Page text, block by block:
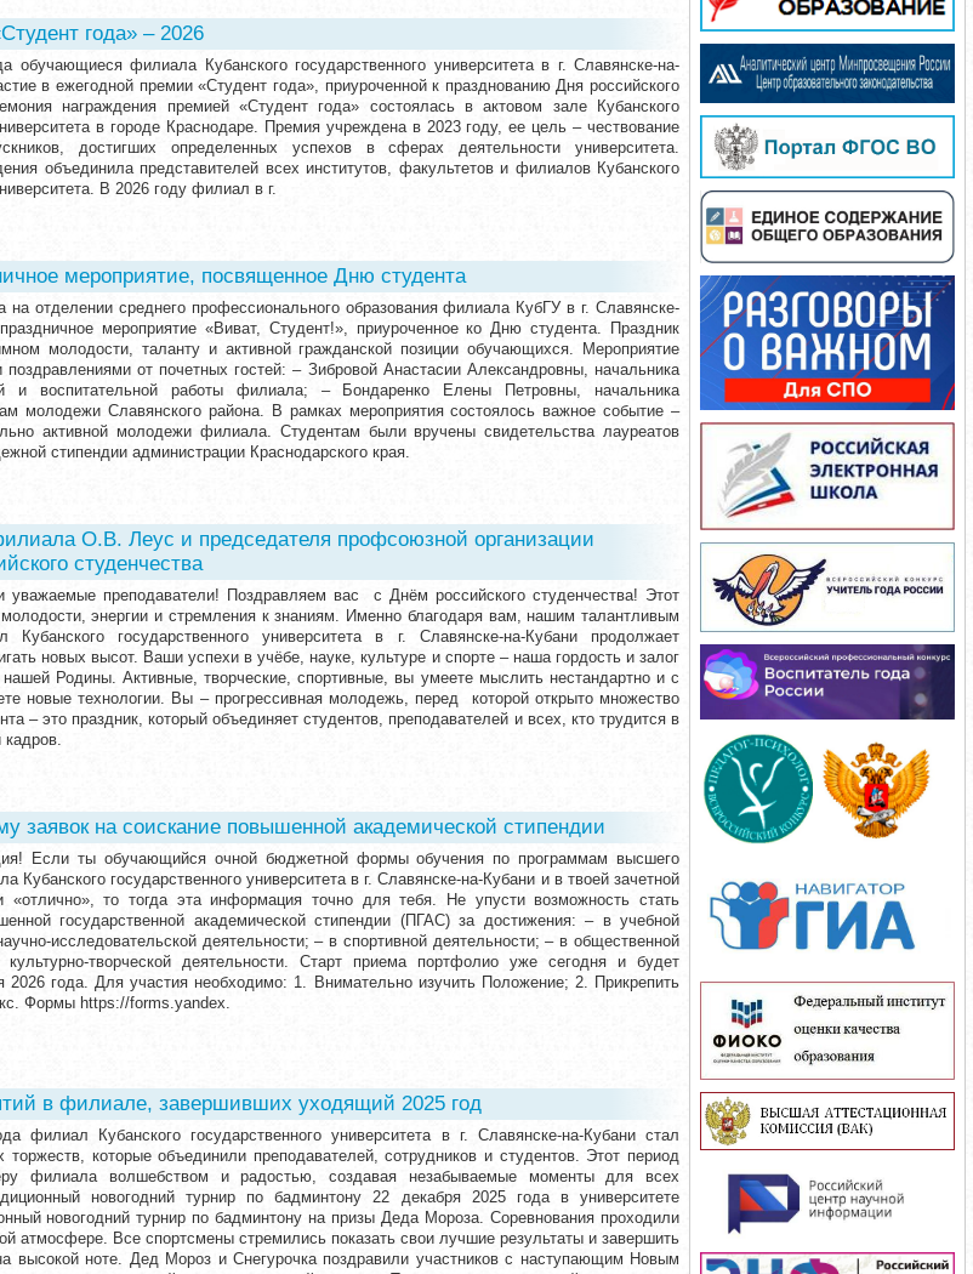
года» – 2026
обучающиеся филиала Кубанского государственного университета в г. Славянске-на-
в ежегодной премии «Студент года», приуроченной к празднованию Дня российского
награждения премией «Студент года» состоялась в актовом зале Кубанского
в городе Краснодаре. Премия учреждена в 2023 году, ее цель – чествование
достигших определенных успехов в сферах деятельности университета.
объединила представителей всех институтов, факультетов и филиалов Кубанского
В 2026 году филиал в г.
мероприятие, посвященное Дню студента
на отделении среднего профессионального образования филиала КубГУ в г. Славянске-
мероприятие «Виват, Студент!», приуроченное ко Дню студента. Праздник
молодости, таланту и активной гражданской позиции обучающихся. Мероприятие
от почетных гостей: – Зибровой Анастасии Александровны, начальника
и воспитательной работы филиала; – Бондаренко Елены Петровны, начальника
молодежи Славянского района. В рамках мероприятия состоялось важное событие –
активной молодежи филиала. Студентам были вручены свидетельства лауреатов
стипендии администрации Краснодарского края.
О.В. Леус и председателя профсоюзной организации
студенчества
уважаемые преподаватели! Поздравляем вас с Днём российского студенчества! Этот
энергии и стремления к знаниям. Именно благодаря вам, нашим талантливым
Кубанского государственного университета в г. Славянске-на-Кубани продолжает
новых высот. Ваши успехи в учёбе, науке, культуре и спорте – наша гордость и залог
нашей Родины. Активные, творческие, спортивные, вы умеете мыслить нестандартно и с
новые технологии. Вы – прогрессивная молодежь, перед которой открыто множество
– это праздник, который объединяет студентов, преподавателей и всех, кто трудится в
кадров.
заявок на соискание повышенной академической стипендии
Если ты обучающийся очной бюджетной формы обучения по программам высшего
Кубанского государственного университета в г. Славянске-на-Кубани и в твоей зачетной
«отлично», то тогда эта информация точно для тебя. Не упусти возможность стать
государственной академической стипендии (ПГАС) за достижения: – в учебной
исследовательской деятельности; – в спортивной деятельности; – в общественной
творческой деятельности. Старт приема портфолио уже сегодня и будет
2026 года. Для участия необходимо: 1. Внимательно изучить Положение; 2. Прикрепить
Формы https://forms.yandex.
в филиале, завершивших уходящий 2025 год
филиал Кубанского государственного университета в г. Славянске-на-Кубани стал
торжеств, которые объединили преподавателей, сотрудников и студентов. Этот период
филиала волшебством и радостью, создавая незабываемые моменты для всех
новогодний турнир по бадминтону 22 декабря 2025 года в университете
новогодний турнир по бадминтону на призы Деда Мороза. Соревнования проходили
атмосфере. Все спортсмены стремились показать свои лучшие результаты и завершить
высокой ноте. Дед Мороз и Снегурочка поздравили участников с наступающим Новым